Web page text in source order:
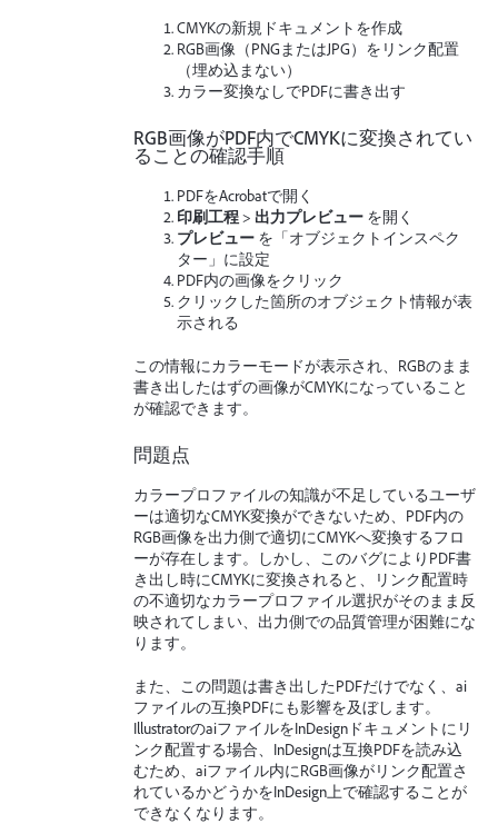
CMYKの新規ドキュメントを作成
RGB画像（PNGまたはJPG）をリンク配置
（埋め込まない）
カラー変換なしでPDFに書き出す
RGB画像がPDF内でCMYKに変換されてい
ることの確認手順
PDFをAcrobatで開く
印刷工程> 出力プレビュー を開く
プレビュー を「オブジェクトインスペク
ター」に設定
PDF内の画像をクリック
クリックした箇所のオブジェクト情報が表
示される
この情報にカラーモードが表示され、RGBのまま
書き出したはずの画像がCMYKになっていること
が確認できます。
問題点
カラープロファイルの知識が不足しているユーザ
ーは適切なCMYK変換ができないため、PDF内の
RGB画像を出力側で適切にCMYKへ変換するフロ
ーが存在します。しかし、このバグによりPDF書
き出し時にCMYKに変換されると、リンク配置時
の不適切なカラープロファイル選択がそのまま反
映されてしまい、出力側での品質管理が困難にな
ります。
また、この問題は書き出したPDFだけでなく、ai
ファイルの互換PDFにも影響を及ぼします。
IllustratorのaiファイルをInDesignドキュメントにリ
ンク配置する場合、InDesignは互換PDFを読み込
むため、aiファイル内にRGB画像がリンク配置さ
れているかどうかをInDesign上で確認することが
できなくなります。